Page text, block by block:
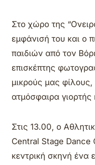
Στο χώρο της
εμφάνισή του και ο
παιδιών από τον
επισκέπτης
μικρούς μας
ατμόσφαιρα γιορτής
Στις 13.00, ο
Central Stage Dance
κεντρική σκηνή ένα